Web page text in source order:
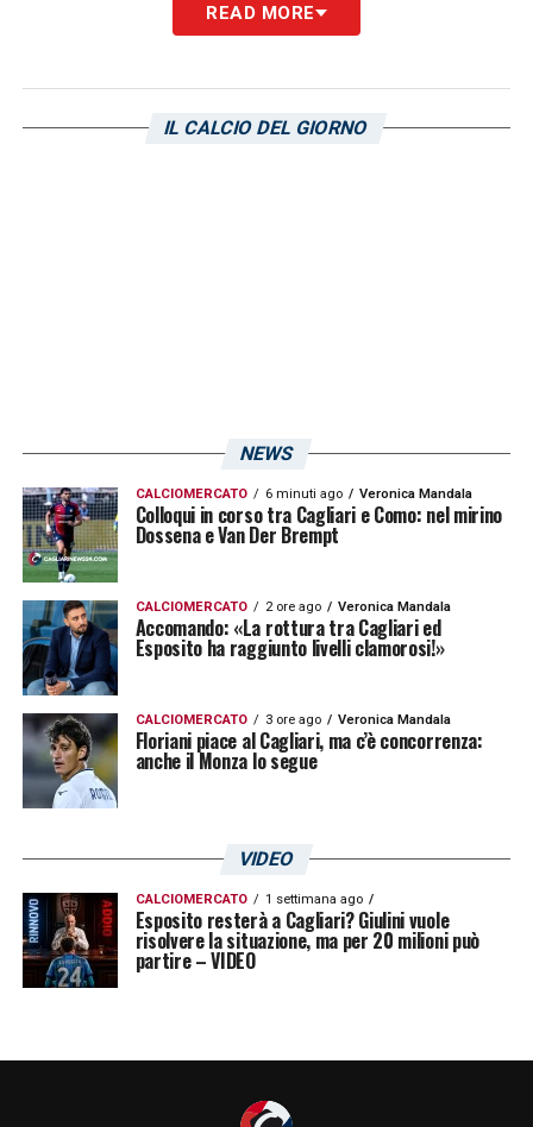
READ MORE
IL CALCIO DEL GIORNO
NEWS
CALCIOMERCATO 6 minuti ago Veronica Mandala
Colloqui in corso tra Cagliari e Como: nel mirino
Dossena e Van Der Brempt
CALCIOMERCATO 2 ore ago Veronica Mandala
Accomando: «La rottura tra Cagliari ed
Esposito ha raggiunto livelli clamorosi!»
CALCIOMERCATO 3 ore ago Veronica Mandala
Floriani piace al Cagliari, ma c’è concorrenza:
anche il Monza lo segue
VIDEO
CALCIOMERCATO 1 settimana ago
Esposito resterà a Cagliari? Giulini vuole
risolvere la situazione, ma per 20 milioni può
partire – VIDEO